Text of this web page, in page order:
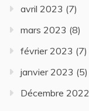
avril 2023 (7)
mars 2023 (8)
février 2023 (7)
janvier 2023 (5)
Décembre 2022